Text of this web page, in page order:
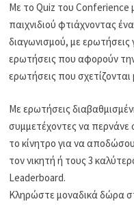
Με το Quiz του Conferience
παιχνιδιού φτιάχνοντας
διαγωνισμού, με
ερωτήσεις που αφορούν
ερωτήσεις που σχετίζονται
Με ερωτήσεις
συμμετέχοντες να
το κίνητρο για να
τον νικητή ή τους 3
Leaderboard.
Κληρώστε μοναδικά δώρα